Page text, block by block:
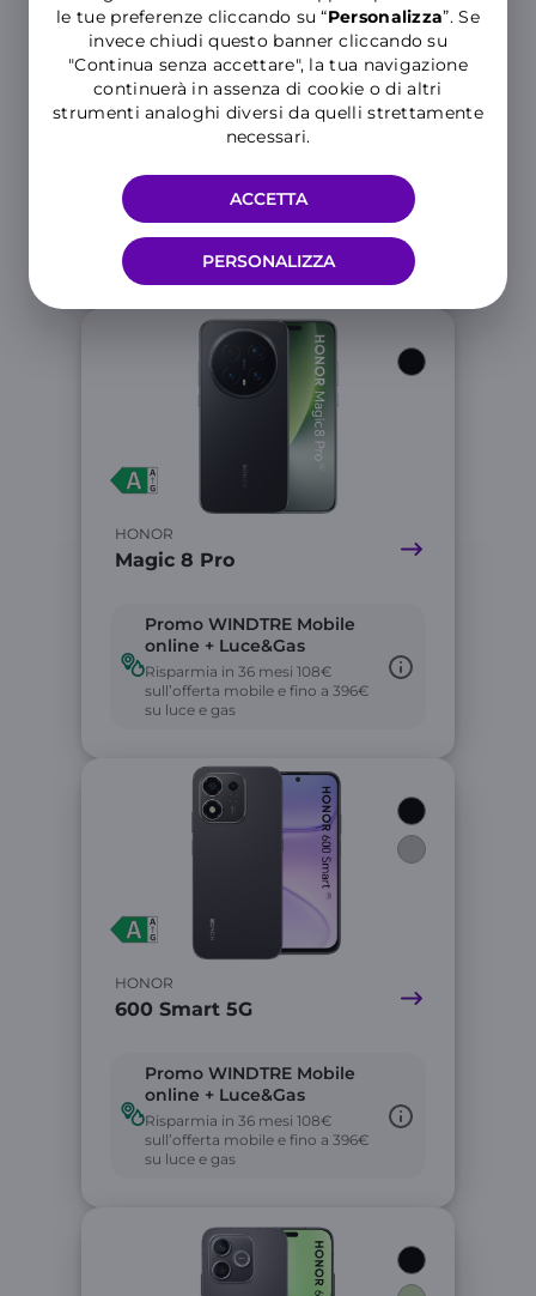
le tue preferenze cliccando su “Personalizza”. Se
invece chiudi questo banner cliccando su
"Continua senza accettare", la tua navigazione
continuerà in assenza di cookie o di altri
strumenti analoghi diversi da quelli strettamente
necessari.
PERSONALIZZA
ACCETTA
HONOR
Magic V6
Promo WINDTRE Mobile
online + Luce&Gas
Risparmia in 36 mesi 108€
sull’offerta mobile e fino a 396€
su luce e gas
HONOR
Magic 8 Pro
Promo WINDTRE Mobile
online + Luce&Gas
Risparmia in 36 mesi 108€
sull’offerta mobile e fino a 396€
su luce e gas
Link
HONOR
600 Smart 5G
Promo WINDTRE Mobile
online + Luce&Gas
Risparmia in 36 mesi 108€
sull’offerta mobile e fino a 396€
su luce e gas
Link
Link